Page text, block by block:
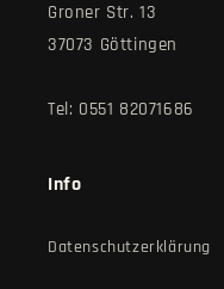
Groner Str. 13
37073 Göttingen
Tel: 0551 82071686
Info
Datenschutzerklärung